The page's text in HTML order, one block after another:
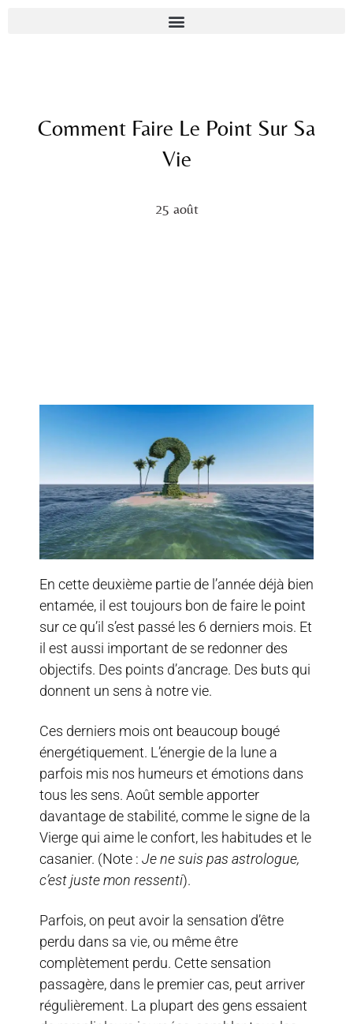
Comment Faire Le Point Sur Sa
Vie
25 août
En cette deuxième partie de l’année déjà bien
entamée, il est toujours bon de faire le point
sur ce qu’il s’est passé les 6 derniers mois. Et
il est aussi important de se redonner des
objectifs. Des points d’ancrage. Des buts qui
donnent un sens à notre vie.
Ces derniers mois ont beaucoup bougé
énergétiquement. L’énergie de la lune a
parfois mis nos humeurs et émotions dans
tous les sens. Août semble apporter
davantage de stabilité, comme le signe de la
Vierge qui aime le confort, les habitudes et le
casanier. (Note : Je ne suis pas astrologue,
c’est juste mon ressenti).
Parfois, on peut avoir la sensation d’être
perdu dans sa vie, ou même être
complètement perdu. Cette sensation
passagère, dans le premier cas, peut arriver
régulièrement. La plupart des gens essaient